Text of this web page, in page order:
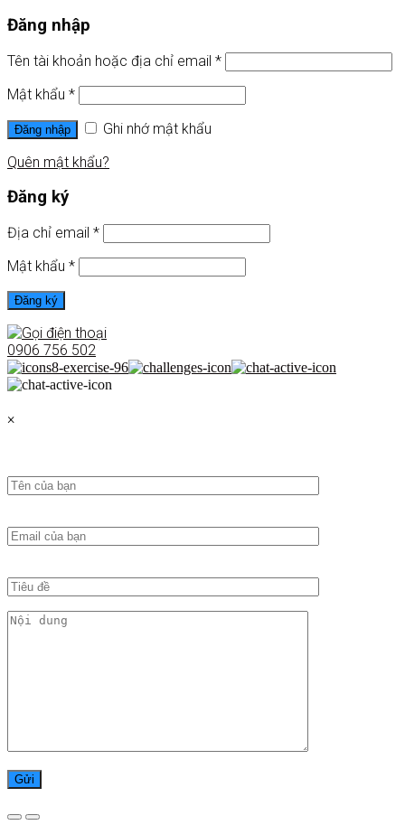
Đăng nhập
Tên tài khoản hoặc địa chỉ email *
Mật khẩu *
Đăng nhập
Ghi nhớ mật khẩu
Quên mật khẩu?
Đăng ký
Địa chỉ email *
Mật khẩu *
Đăng ký
0906 756 502
×